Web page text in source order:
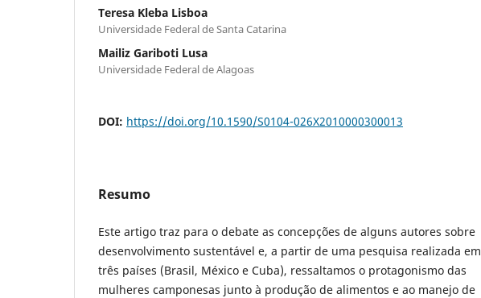
Teresa Kleba Lisboa
Universidade Federal de Santa Catarina
Mailiz Gariboti Lusa
Universidade Federal de Alagoas
DOI: https://doi.org/10.1590/S0104-026X2010000300013
Resumo
Este artigo traz para o debate as concepções de alguns autores sobre
desenvolvimento sustentável e, a partir de uma pesquisa realizada em
três países (Brasil, México e Cuba), ressaltamos o protagonismo das
mulheres camponesas junto à produção de alimentos e ao manejo de